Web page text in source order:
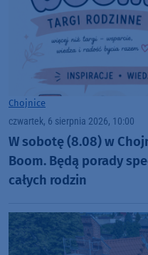
Chojnice
czwartek, 6 sierpnia 2026, 10:00
W sobotę (8.08) w
Boom. Będą porady
całych rodzin